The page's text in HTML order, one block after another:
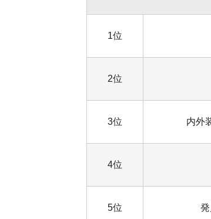
1位
2位
3位 内外
4位
5位